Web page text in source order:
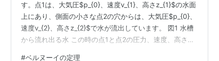
す。点1は、大気圧$p_{0}、速度v_{1}、高さz_{1}$の水面
上にあり、側面の小さな点2の穴からは、大気圧$p_{0}、
速度v_{2}、高さz_{2}$で水が流出しています。 図1 水槽
から流れ出る水 この時の点1と点2の圧力、速度、高さの
#ベルヌーイの定理